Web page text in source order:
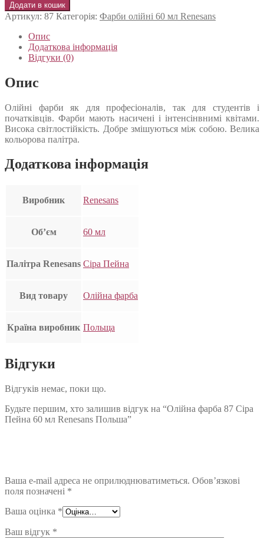
Додати в кошик
Артикул: 87 Категорія: Фарби олійні 60 мл Renesans
Опис
Додаткова інформація
Відгуки (0)
Опис
Олійні фарби як для професіоналів, так для студентів і
початківців. Фарби мають насичені і інтенсінвнимі квітами.
Висока світлостійкість. Добре змішуються між собою. Велика
кольорова палітра.
Додаткова інформація
Виробник Renesans
Об’єм 60 мл
Палітра Renesans Сіра Пейна
Вид товару Олійна фарба
Країна виробник Польща
Відгуки
Відгуків немає, поки що.
Будьте першим, хто залишив відгук на “Олійна фарба 87 Сіра
Пейна 60 мл Renesans Польша”
Ваша e-mail адреса не оприлюднюватиметься. Обов’язкові
поля позначені *
Ваша оцінка *
Ваш відгук *